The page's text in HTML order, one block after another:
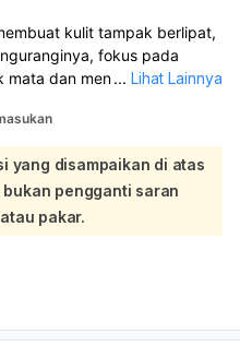
kulit tampak berlipat,
fokus pada
mata dan menghindari iritasi.
tanpa pewangi/alkohol, cuci
lembut, hindari mandi
dan kompres dingin 10–
Batasi makeup dan
kering:
karena kulit kering,
kelembapannya pulih.
sehingga perlu diperiksa ke
... Lihat Lainnya
yang disampaikan di atas
pengganti saran
pakar.